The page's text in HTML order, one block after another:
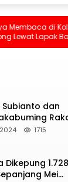
dan
Jadi1715
Dikepung 1.728
Mei